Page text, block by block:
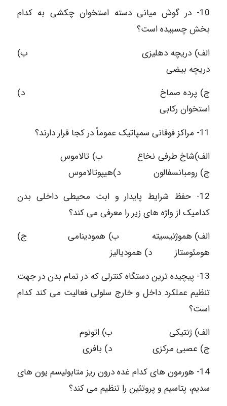
10- در گوش میانی دسته استخوان چکشی به کدام
بخش چسبیده است؟
الف) دریچه دهلیزی ب)
دریچه بیضی
ج) پرده صماخ د)
استخوان رکابی
11- مراکز فوقانی سمپاتیک عموماً در کجا قرار دارند؟
الف)شاخ طرفی نخاع ب) تالاموس
ج) رومبانسفالون د)هیپوتالاموس
12- حفظ شرایط پایدار و ابت محیطی داخلی بدن
کدامیک از واژه های زیر را معرفی می کند؟
الف) هموژنیسیته ب) همودینامی ج)
هومئوستاز د) همودیالیز
13- پیچیده ترین دستگاه کنترلی که در تمام بدن در جهت
تنظیم عملکرد داخل و خارج سلولی فعالیت می کند کدام
است؟
الف) ژنتیکی ب) اتونوم
ج) عصبی مرکزی د) بافری
14- هورمون های کدام غده درون ریز متابولیسم یون های
سدیم، پتاسیم و پروتئین را تنظیم می کند؟